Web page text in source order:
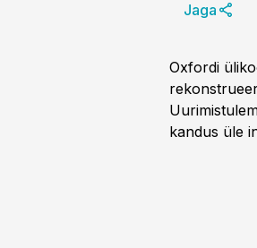
Jaga
Oxfordi
kandus üle